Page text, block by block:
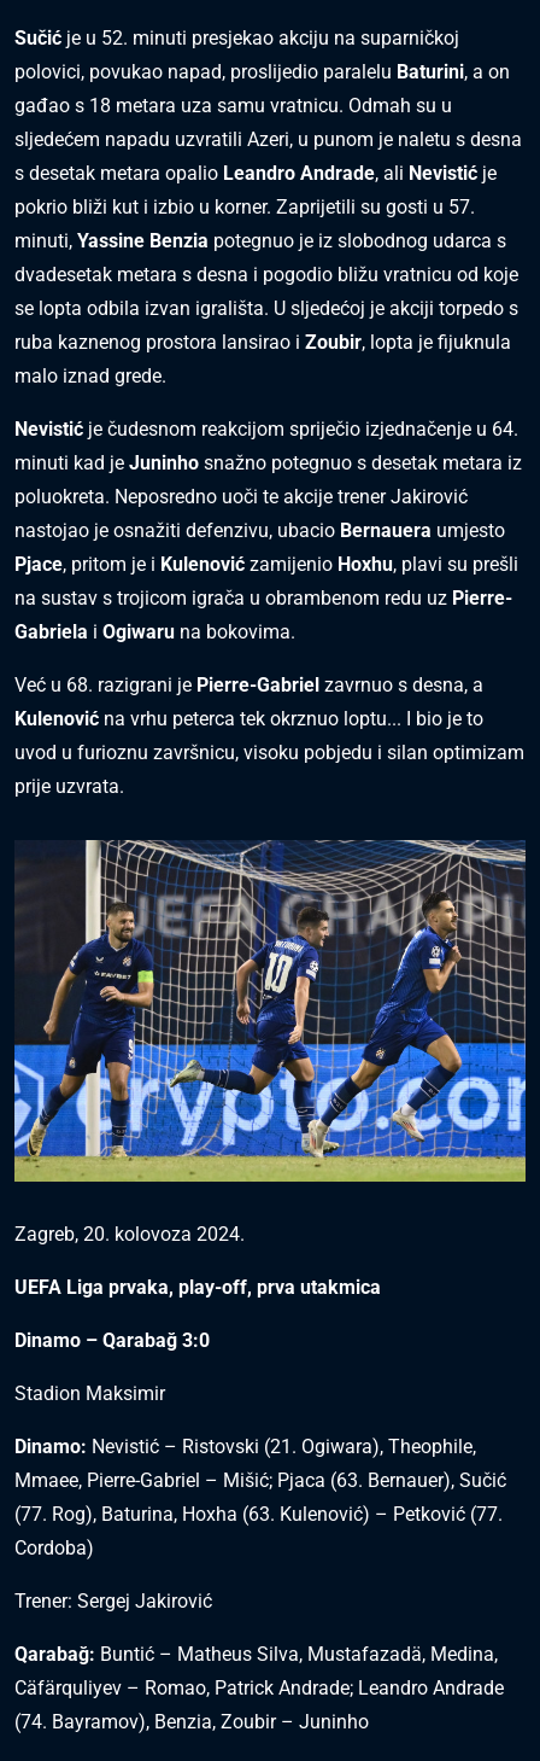
Sučić je u 52. minuti presjekao akciju na suparničkoj
polovici, povukao napad, proslijedio paralelu Baturini, a on
gađao s 18 metara uza samu vratnicu. Odmah su u
sljedećem napadu uzvratili Azeri, u punom je naletu s desna
s desetak metara opalio Leandro Andrade, ali Nevistić je
pokrio bliži kut i izbio u korner. Zaprijetili su gosti u 57.
minuti, Yassine Benzia potegnuo je iz slobodnog udarca s
dvadesetak metara s desna i pogodio bližu vratnicu od koje
se lopta odbila izvan igrališta. U sljedećoj je akciji torpedo s
ruba kaznenog prostora lansirao i Zoubir, lopta je fijuknula
malo iznad grede.
Nevistić je čudesnom reakcijom spriječio izjednačenje u 64.
minuti kad je Juninho snažno potegnuo s desetak metara iz
poluokreta. Neposredno uoči te akcije trener Jakirović
nastojao je osnažiti defenzivu, ubacio Bernauera umjesto
Pjace, pritom je i Kulenović zamijenio Hoxhu, plavi su prešli
na sustav s trojicom igrača u obrambenom redu uz Pierre-
Gabriela i Ogiwaru na bokovima.
Već u 68. razigrani je Pierre-Gabriel zavrnuo s desna, a
Kulenović na vrhu peterca tek okrznuo loptu... I bio je to
uvod u furioznu završnicu, visoku pobjedu i silan optimizam
prije uzvrata.
Zagreb, 20. kolovoza 2024.
UEFA Liga prvaka, play-off, prva utakmica
Dinamo – Qarabağ 3:0
Stadion Maksimir
Dinamo: Nevistić – Ristovski (21. Ogiwara), Theophile,
Mmaee, Pierre-Gabriel – Mišić; Pjaca (63. Bernauer), Sučić
(77. Rog), Baturina, Hoxha (63. Kulenović) – Petković (77.
Cordoba)
Trener: Sergej Jakirović
Qarabağ: Buntić – Matheus Silva, Mustafazadä, Medina,
Cäfärquliyev – Romao, Patrick Andrade; Leandro Andrade
(74. Bayramov), Benzia, Zoubir – Juninho